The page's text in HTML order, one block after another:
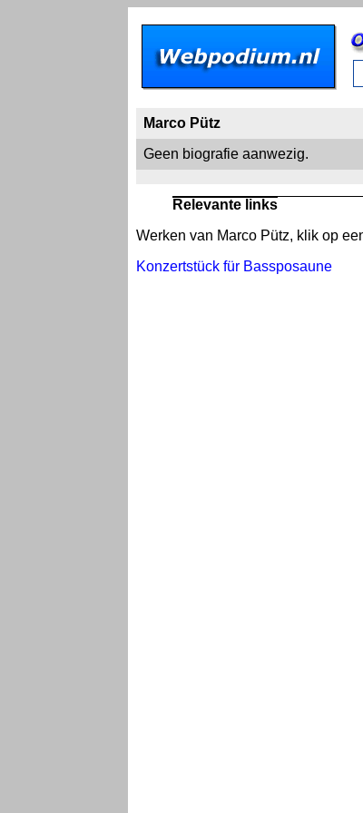
Marco Pütz
Geen biografie aanwezig.
Relevante links
Werken van Marco Pütz, klik op
Konzertstück für Bassposaune